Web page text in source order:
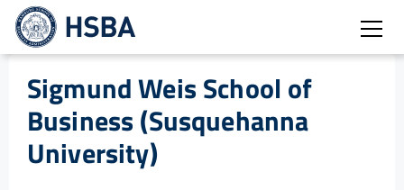
Sigmund Weis School of
Business (Susquehanna
University)